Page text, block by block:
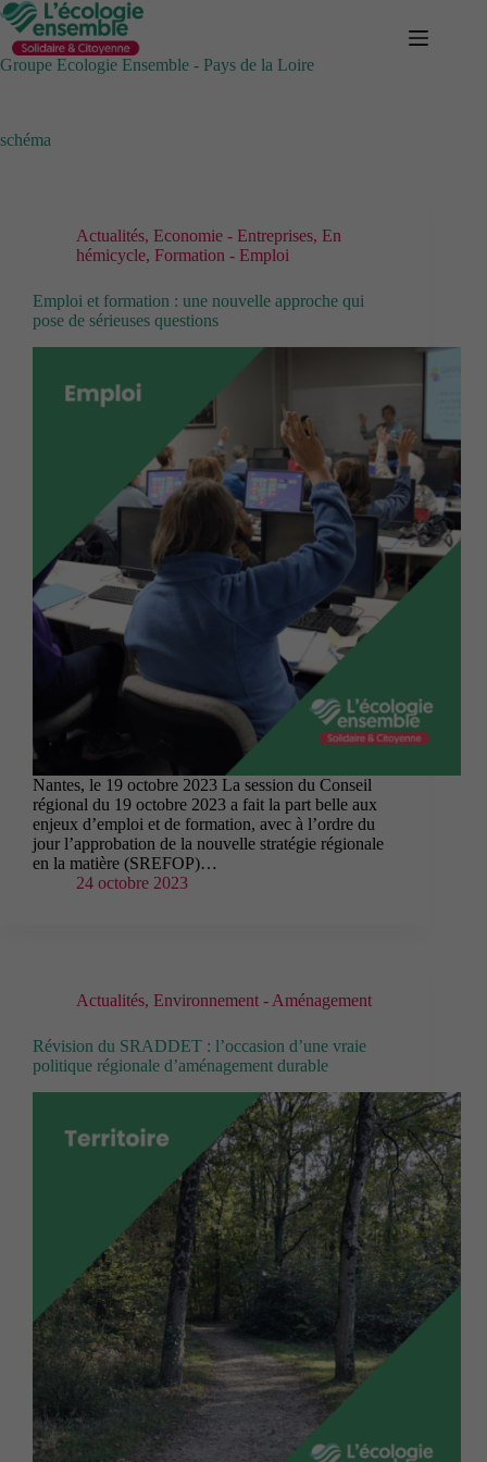
Passer
au
contenu
Groupe Ecologie Ensemble - Pays de la Loire
schéma
Actualités, Economie - Entreprises, En
hémicycle, Formation - Emploi
Emploi et formation : une nouvelle approche qui
pose de sérieuses questions
Nantes, le 19 octobre 2023 La session du Conseil
régional du 19 octobre 2023 a fait la part belle aux
enjeux d’emploi et de formation, avec à l’ordre du
jour l’approbation de la nouvelle stratégie régionale
en la matière (SREFOP)…
24 octobre 2023
Actualités, Environnement - Aménagement
Révision du SRADDET : l’occasion d’une vraie
politique régionale d’aménagement durable